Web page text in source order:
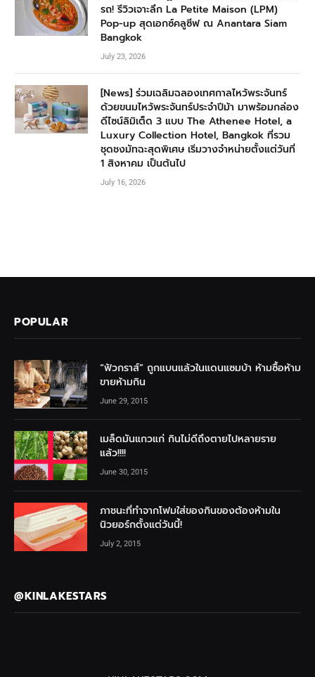
รถ! รีวิวเจาะลึก La Petite Maison (LPM)
Pop-up สุดเอกซ์คลูซีฟ ณ Anantara Siam
Bangkok
July 23, 2026
[News] ร่วมเฉลิมฉลองเทศกาลไหว้พระจันทร์
ด้วยขนมไหว้พระจันทร์ประจำปีม้า มาพร้อมกล่อง
ดีไซน์ลิมิเต็ด 3 แบบ The Athenee Hotel, a
Luxury Collection Hotel, Bangkok ที่รวม
ชุดชงมัทฉะสุดพิเศษ เริ่มวางจำหน่ายตั้งแต่วันที่
1 สิงหาคม เป็นต้นไป
July 16, 2026
POPULAR
“ฟัวกราส์” ถูกแบนแล้วในแดนแซมบ้า ห้ามซื้อห้าม
ขายห้ามกิน
June 29, 2015
เมล็ดมันแกวแก่ กินไม่ดีถึงตายไปหลายราย
แล้ว!!!!
June 30, 2015
ภาชนะที่ทำจากโฟมใส่ของกินของต้องห้ามใน
นิวยอร์กตั้งแต่วันนี้!
July 2, 2015
@KINLAKESTARS